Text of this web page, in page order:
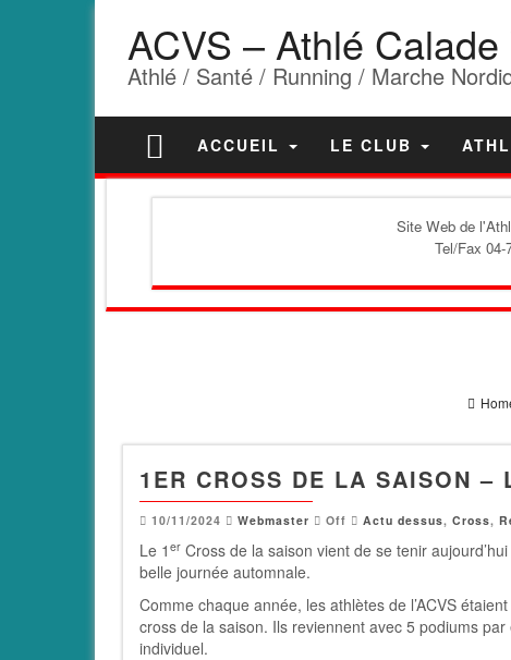
ACVS – Athlé
Athlé / Santé / Running / Marche
ACCUEIL LE CLUB
Site Web de
Tel/Fax
1ER CROSS DE LA SAISON –
10/11/2024 Webmaster Off Actu dessus, Cross,
Le 1 er Cross de la saison vient de se tenir
belle journée automnale.
Comme chaque année, les athlètes de l’ACVS
cross de la saison. Ils reviennent avec 5 podiums
individuel.